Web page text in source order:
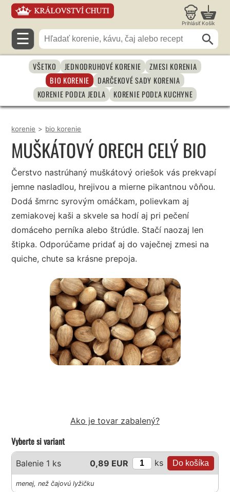
Prihlásiť Košík
☰
VŠETKO JEDNODRUHOVÉ KORENIE
ZMESI KORENIA
BIO KORENIE
DARČEKOVÉ SADY KORENIA
KORENIE PODĽA JEDLA
KORENIE PODĽA KUCHYNE
korenie > bio korenie
MUŠKÁTOVÝ ORECH CELÝ BIO
Čerstvo nastrúhaný muškátový oriešok vás prekvapí
jemne nasladlou, hrejivou a mierne pikantnou vôňou.
Dodá šmrnc syrovým omáčkam, polievkam aj
zemiakovej kaši a skvele sa hodí aj pri pečení
domáceho perníka alebo štrúdle. Stačí naozaj len
štipka. Odporúčame pridať aj do vaječnej zmesi na
quiche, chute sa krásne prepoja.
Ako je tovar zabalený?
Vyberte si variant
Balenie 1 ks 0,89 EUR ks
menej, než čajovú lyžičku